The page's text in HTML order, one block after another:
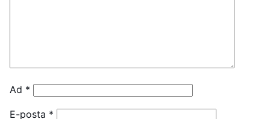
Ad *
E-posta *